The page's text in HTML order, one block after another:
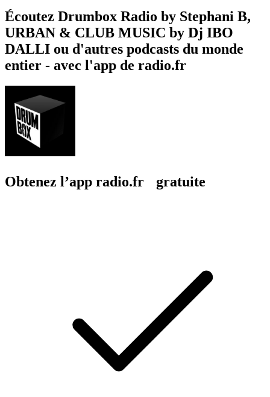
Écoutez Drumbox Radio by Stephani B,
URBAN & CLUB MUSIC by Dj IBO
DALLI ou d'autres podcasts du monde
entier - avec l'app de radio.fr
Obtenez l’app radio.fr gratuite